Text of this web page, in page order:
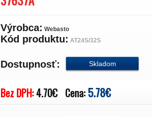
Výrobca: Webasto
Kód produktu: AT24S/32S
Dostupnosť: Skladom
Bez DPH:4.70€ Cena: 5.78€